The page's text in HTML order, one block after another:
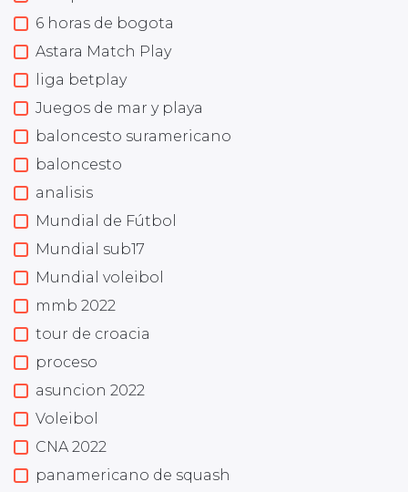
6 horas de bogota
Astara Match Play
liga betplay
Juegos de mar y playa
baloncesto suramericano
baloncesto
analisis
Mundial de Fútbol
Mundial sub17
Mundial voleibol
mmb 2022
tour de croacia
proceso
asuncion 2022
Voleibol
CNA 2022
panamericano de squash